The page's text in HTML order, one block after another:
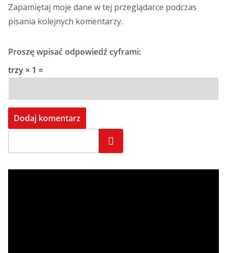
Zapamiętaj moje dane w tej przeglądarce podczas
pisania kolejnych komentarzy.
Proszę wpisać odpowiedź cyframi:
trzy × 1 =
Szukaj